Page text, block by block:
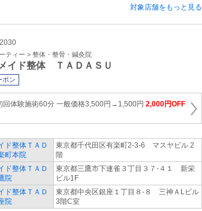
対象店舗をもっと見る
ティー > 整体・整骨・鍼灸院
イド整体 ＴＡＤＡＳＵ
ポン
回体験施術60分 一般価格3,500円→1,500円 2,000円OFF
ド整体ＴＡＤ
町本院
東京都千代田区有楽町2-3-6 マスヤビル 2
階
ド整体ＴＡＤ
院
東京都三鷹市下連雀３丁目３７-４１ 新栄
ビル1F
ド整体ＴＡＤ
院
東京都中央区銀座１丁目８-８ 三神ＡLビル
3階C室